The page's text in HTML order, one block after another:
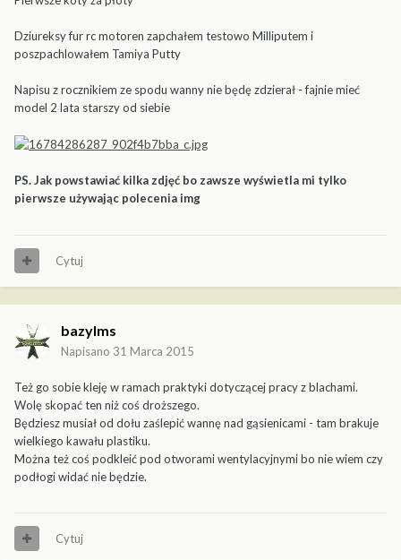
Dziureksy fur rc motoren zapchałem testowo Milliputem i
poszpachlowałem Tamiya Putty
Napisu z rocznikiem ze spodu wanny nie będę zdzierał - fajnie mieć
model 2 lata starszy od siebie
PS. Jak powstawiać kilka zdjęć bo zawsze wyświetla mi tylko
pierwsze używając polecenia img
Cytuj
bazylms
Napisano 31 Marca 2015
Też go sobie kleję w ramach praktyki dotyczącej pracy z blachami.
Wolę skopać ten niż coś droższego.
Będziesz musiał od dołu zaślepić wannę nad gąsienicami - tam brakuje
wielkiego kawału plastiku.
Można też coś podkleić pod otworami wentylacyjnymi bo nie wiem czy
podłogi widać nie będzie.
Cytuj